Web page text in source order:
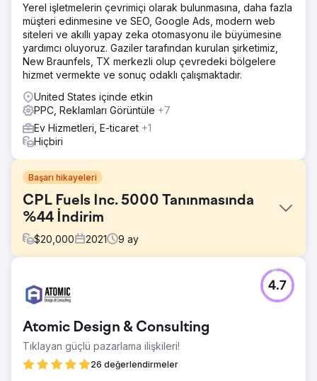
Yerel işletmelerin çevrimiçi olarak bulunmasına, daha fazla
müşteri edinmesine ve SEO, Google Ads, modern web
siteleri ve akıllı yapay zeka otomasyonu ile büyümesine
yardımcı oluyoruz. Gaziler tarafından kurulan şirketimiz,
New Braunfels, TX merkezli olup çevredeki bölgelere
hizmet vermekte ve sonuç odaklı çalışmaktadır.
United States içinde etkin
PPC, Reklamları Görüntüle +7
Ev Hizmetleri, E-ticaret +1
Hiçbiri
Başarı hikayeleri
CPL Fuels Inc. 5000 Tanınmasında
%44 İndirim
$20,000 2021 9 ay
Saygın bir ev hizmetleri franchisor'u olan müşterimiz,
müşteri adayı başına yüksek maliyetle mücadele ederken,
karşı karşıya kaldı. Büyümelerini sürdürmek için acilen
büyümelerini hızlandırırken maliyetleri düşürmenin bir
yolunu bulmaları gerekiyordu.
Atomic Design & Consulting
Tıklayan güçlü pazarlama ilişkileri!
26 değerlendirmeler
4.7